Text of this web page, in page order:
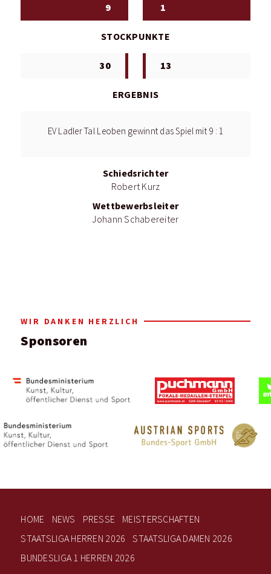
9 1
STOCKPUNKTE
30 13
ERGEBNIS
EV Ladler Tal Leoben gewinnt das Spiel mit 9 : 1
Schiedsrichter
Robert Kurz
Wettbewerbsleiter
Johann Schabereiter
WIR DANKEN HERZLICH
Sponsoren
HOME NEWS PRESSE
MEISTERSCHAFTEN
STAATSLIGA HERREN 2026
STAATSLIGA DAMEN 2026
BUNDESLIGA 1 HERREN 2026